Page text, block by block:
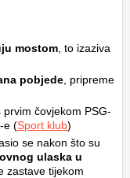
mostom , to izaziva
pobjede , pripreme
čovjekom PSG-
e (Sport klub)
se nakon što su
ulaska u
zastave tijekom